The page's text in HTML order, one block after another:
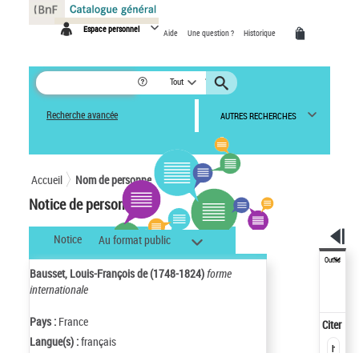
Espace personnel Aide Une question ? Historique
Tout
Recherche avancée AUTRES RECHERCHES
Accueil Nom de personne
Notice de personne
Notice Au format public
Bausset, Louis-François de (1748-1824)forme
internationale
Pays : France
Langue(s) :français
Outils
Citer
Panneau de gestion des cookies